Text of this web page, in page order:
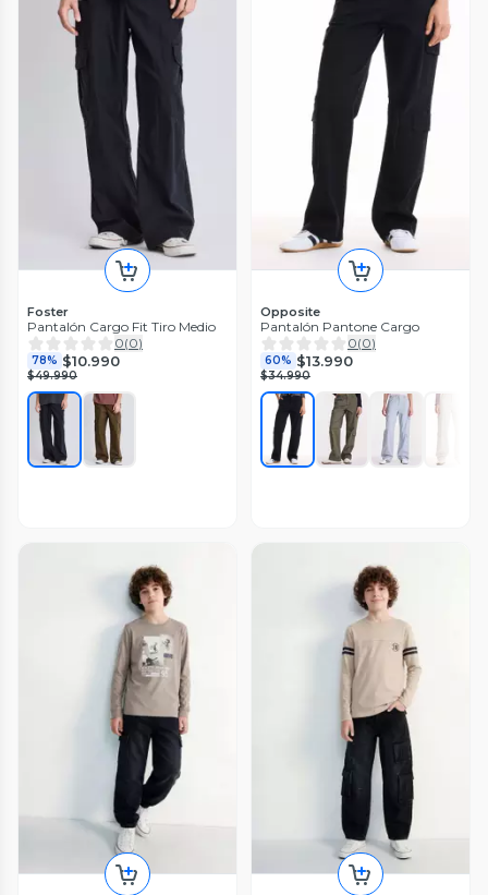
Foster
Pantalón Cargo Fit Tiro Medio
0(0)
78% $10.990
$49.990
Opposite
Pantalón Pantone Cargo
0(0)
60% $13.990
$34.990